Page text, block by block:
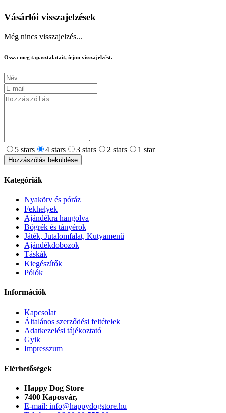
Vásárlói visszajelzések
Még nincs visszajelzés...
Ossza meg tapasztalatait, írjon visszajelzést.
5 stars 4 stars 3 stars 2 stars 1 star
Hozzászólás beküldése
Kategóriák
Nyakörv és póráz
Fekhelyek
Ajándékra hangolva
Bögrék és tányérok
Játék, Jutalomfalat, Kutyamenű
Ajándékdobozok
Táskák
Kiegészítők
Pólók
Információk
Kapcsolat
Általános szerződési feltételek
Adatkezelési tájékoztató
Gyik
Impresszum
Elérhetőségek
Happy Dog Store
7400 Kaposvár,
E-mail: info@happydogstore.hu